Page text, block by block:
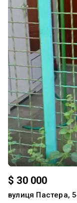
оренди в пішій
бізнес або затишна
вас час. Маємо
Телефонуйте, щоб
$ 30 000
вулиця Пастера,